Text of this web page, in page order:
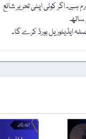
اگر کوئی اپنی تحریر شائع
ساتھ